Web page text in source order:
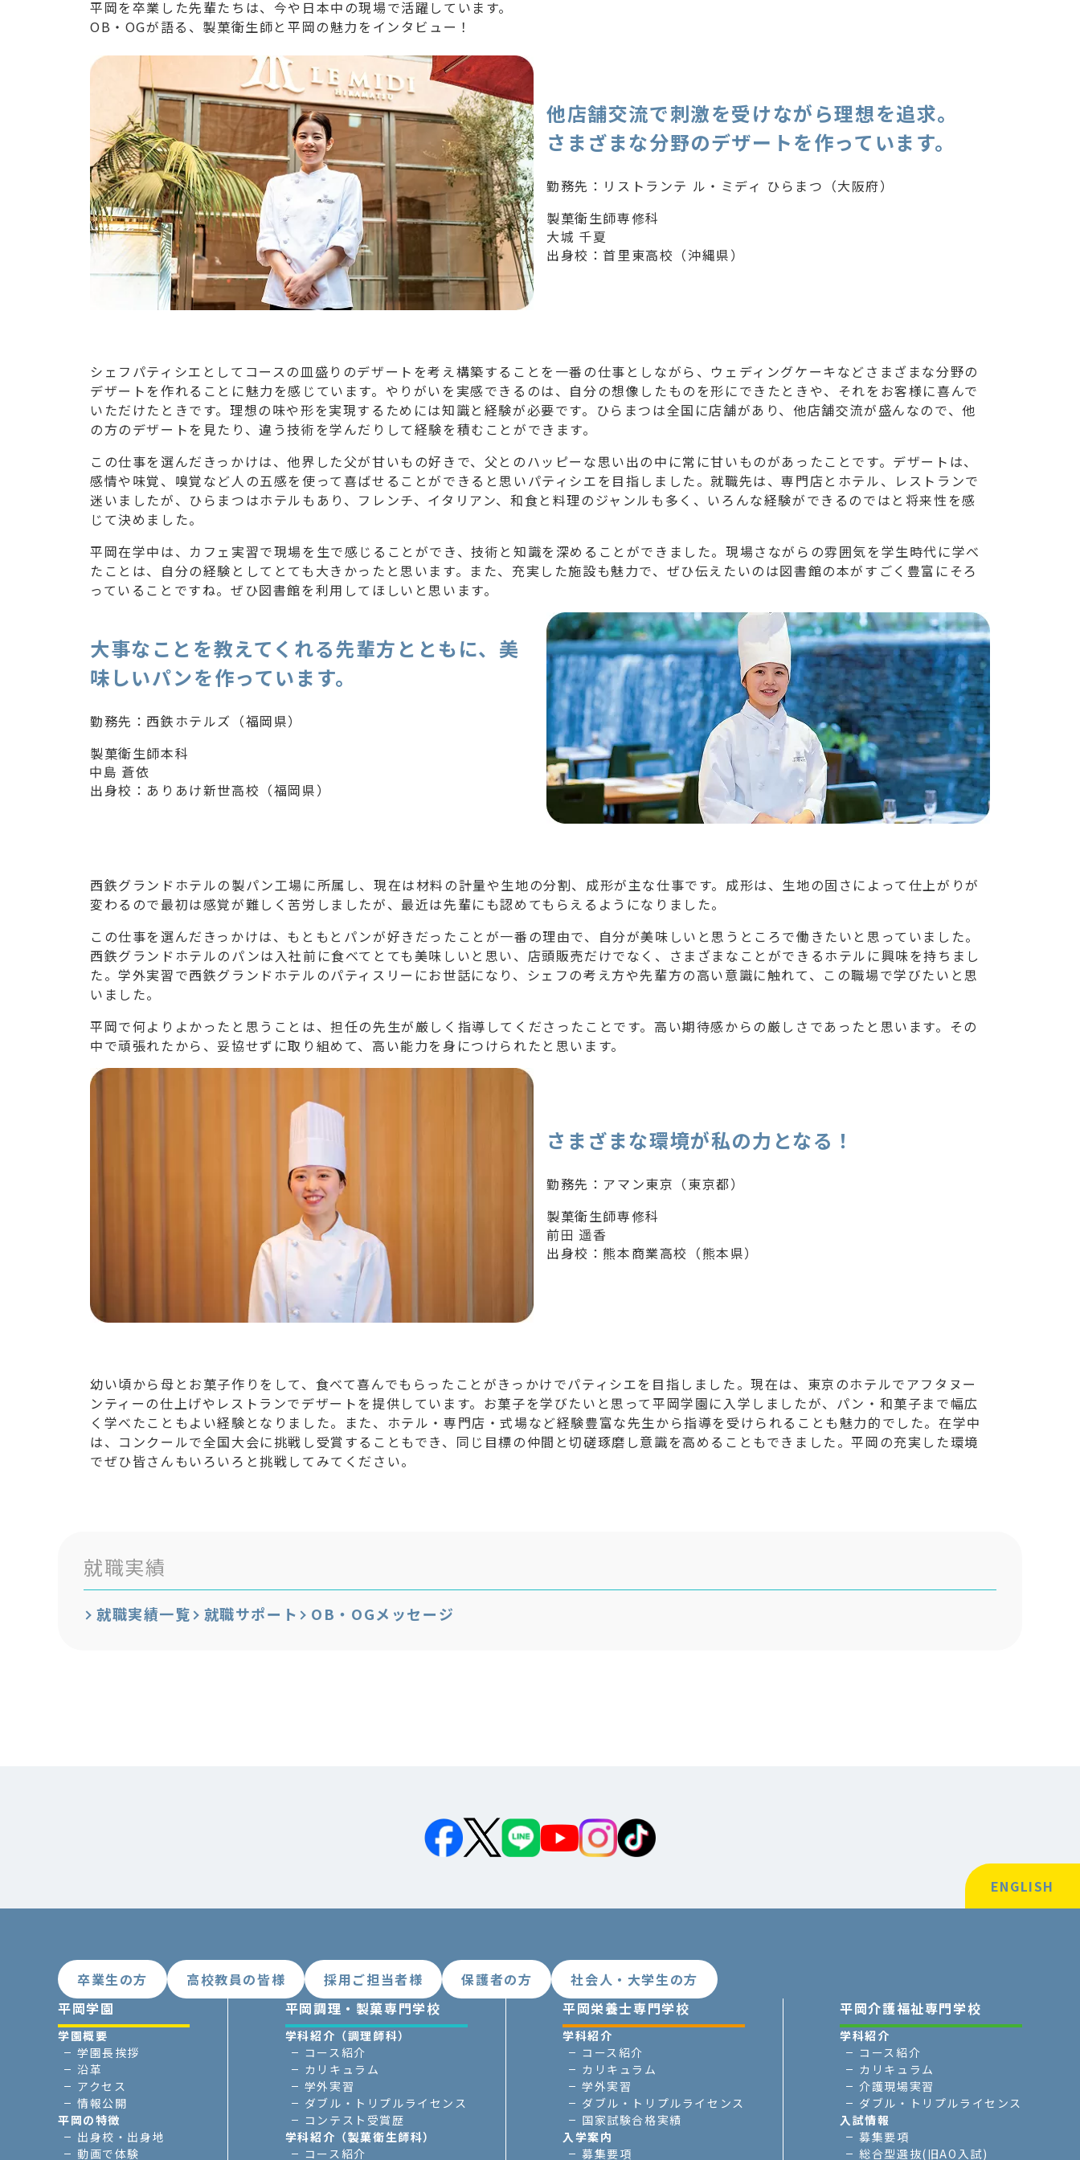
平岡を卒業した先輩たちは、今や日本中の現場で活躍しています。
OB・OGが語る、製菓衛生師と平岡の魅力をインタビュー！
他店舗交流で刺激を受けながら理想を追求。
さまざまな分野のデザートを作っています。
勤務先：リストランテ ル・ミディ ひらまつ（大阪府）
製菓衛生師専修科
出身校：首里東高校（沖縄県）
シェフパティシエとしてコースの皿盛りのデザートを考え構築することを一番の仕事としながら、ウェディングケーキなどさまざまな分野の
デザートを作れることに魅力を感じています。やりがいを実感できるのは、自分の想像したものを形にできたときや、それをお客様に喜んで
いただけたときです。理想の味や形を実現するためには知識と経験が必要です。ひらまつは全国に店舗があり、他店舗交流が盛んなので、他
の方のデザートを見たり、違う技術を学んだりして経験を積むことができます。
この仕事を選んだきっかけは、他界した父が甘いもの好きで、父とのハッピーな思い出の中に常に甘いものがあったことです。デザートは、
感情や味覚、嗅覚など人の五感を使って喜ばせることができると思いパティシエを目指しました。就職先は、専門店とホテル、レストランで
迷いましたが、ひらまつはホテルもあり、フレンチ、イタリアン、和食と料理のジャンルも多く、いろんな経験ができるのではと将来性を感
じて決めました。
平岡在学中は、カフェ実習で現場を生で感じることができ、技術と知識を深めることができました。現場さながらの雰囲気を学生時代に学べ
たことは、自分の経験としてとても大きかったと思います。また、充実した施設も魅力で、ぜひ伝えたいのは図書館の本がすごく豊富にそろ
っていることですね。ぜひ図書館を利用してほしいと思います。
大事なことを教えてくれる先輩方とともに、美
味しいパンを作っています。
勤務先：西鉄ホテルズ（福岡県）
製菓衛生師本科
出身校：ありあけ新世高校（福岡県）
西鉄グランドホテルの製パン工場に所属し、現在は材料の計量や生地の分割、成形が主な仕事です。成形は、生地の固さによって仕上がりが
変わるので最初は感覚が難しく苦労しましたが、最近は先輩にも認めてもらえるようになりました。
この仕事を選んだきっかけは、もともとパンが好きだったことが一番の理由で、自分が美味しいと思うところで働きたいと思っていました。
西鉄グランドホテルのパンは入社前に食べてとても美味しいと思い、店頭販売だけでなく、さまざまなことができるホテルに興味を持ちまし
た。学外実習で西鉄グランドホテルのパティスリーにお世話になり、シェフの考え方や先輩方の高い意識に触れて、この職場で学びたいと思
いました。
平岡で何よりよかったと思うことは、担任の先生が厳しく指導してくださったことです。高い期待感からの厳しさであったと思います。その
中で頑張れたから、妥協せずに取り組めて、高い能力を身につけられたと思います。
さまざまな環境が私の力となる！
勤務先：アマン東京（東京都）
製菓衛生師専修科
出身校：熊本商業高校（熊本県）
幼い頃から母とお菓子作りをして、食べて喜んでもらったことがきっかけでパティシエを目指しました。現在は、東京のホテルでアフタヌー
ンティーの仕上げやレストランでデザートを提供しています。お菓子を学びたいと思って平岡学園に入学しましたが、パン・和菓子まで幅広
く学べたこともよい経験となりました。また、ホテル・専門店・式場など経験豊富な先生から指導を受けられることも魅力的でした。在学中
は、コンクールで全国大会に挑戦し受賞することもでき、同じ目標の仲間と切磋琢磨し意識を高めることもできました。平岡の充実した環境
でぜひ皆さんもいろいろと挑戦してみてください。
就職実績
就職実績一覧 就職サポート OB・OGメッセージ
卒業生の方 高校教員の皆様 採用ご担当者様 保護者の方
社会人・大学生の方
平岡学園
学園概要
学園長挨拶
沿革
アクセス
情報公開
平岡の特徴
出身校・出身地
動画で体験
平岡調理・製菓専門学校
学科紹介（調理師科）
コース紹介
カリキュラム
学外実習
ダブル・トリプルライセンス
コンテスト受賞歴
学科紹介（製菓衛生師科）
コース紹介
平岡栄養士専門学校
学科紹介
コース紹介
カリキュラム
学外実習
ダブル・トリプルライセンス
国家試験合格実績
入学案内
募集要項
平岡介護福祉専門学校
学科紹介
コース紹介
カリキュラム
介護現場実習
ダブル・トリプルライセンス
入試情報
募集要項
総合型選抜(旧AO入試)
ENGLISH